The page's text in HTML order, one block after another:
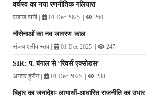
वर्चस्व का नया रणनीतिक गलियारा
एजाज वानी | 01 Dec 2025 | 260
नौसेनाओं का नव जागरण काल
संजय श्रीवास्तव| 01 Dec 2025 | 247
SIR: प. बंगाल से ‘रिवर्स एक्सोडस’
अनवर हुसैन| 01 Dec 2025 | 238
बिहार का जनादेशः लाभार्थी-आधारित राजनीति का उभार